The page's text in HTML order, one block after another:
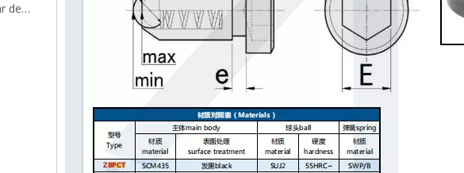
Posicionadores de bolas con collar de acero inoxidable lisos BSZP Émbolos de resorte de punta esférica de ajuste a presión de acero inoxidable y acero al carbono